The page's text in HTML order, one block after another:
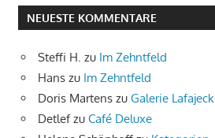
NEUESTE KOMMENTARE
Steffi H. zu Im Zehntfeld
Hans zu Im Zehntfeld
Doris Martens zu Galerie Lafajeck
Detlefzu Café Deluxe